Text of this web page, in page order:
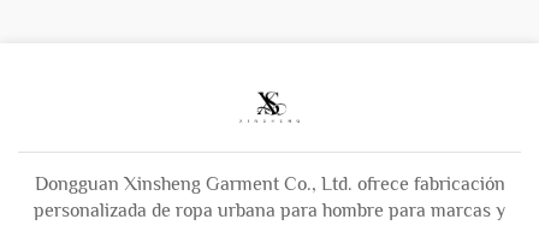
Dongguan Xinsheng Garment Co., Ltd. ofrece fabricación
personalizada de ropa urbana para hombre para marcas y